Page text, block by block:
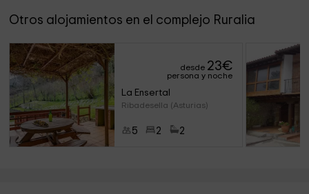
Otros alojamientos en el complejo Ruralia
desde 23€
persona y noche
La Ensertal
Ribadesella (Asturias)
5 2 2